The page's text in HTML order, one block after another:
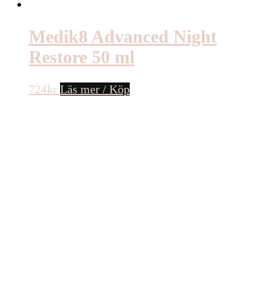
Medik8 Advanced Night
Restore 50 ml
724kr Läs mer / Köp